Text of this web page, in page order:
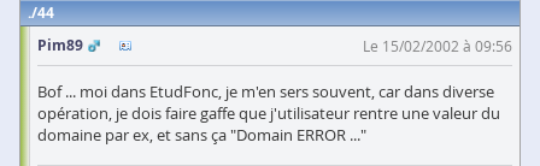
44
Pim89
Le 15/02/2002 à 09:56
Bof ... moi dans EtudFonc, je m'en sers souvent, car dans diverse
opération, je dois faire gaffe que j'utilisateur rentre une valeur du
domaine par ex, et sans ça "Domain ERROR ..."